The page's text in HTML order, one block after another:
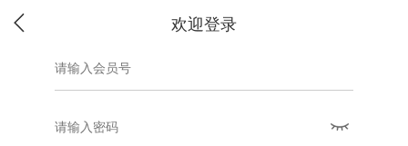
欢迎登录